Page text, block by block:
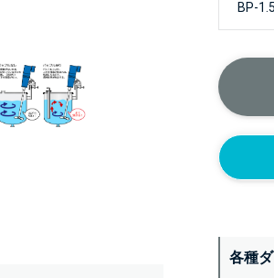
各種